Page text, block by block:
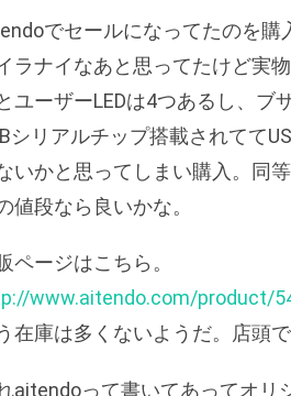
でセールになってたのを購
ラナイなあと思ってたけど実
ユーザーLEDは4つあるし、ブ
シリアルチップ搭載されてて
いかと思ってしまい購入。同
値段なら良いかな。
ページはこちら。
www.aitendo.com/product/
在庫は多くないようだ。店頭
aitendoって書いてあってオリ